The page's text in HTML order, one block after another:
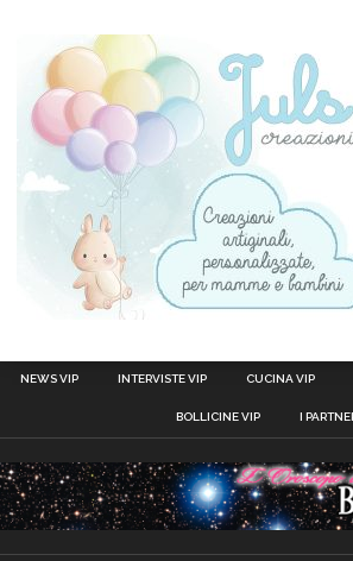
NEWS VIP INTERVISTE VIP CUCINA VIP
BOLLICINE VIP I